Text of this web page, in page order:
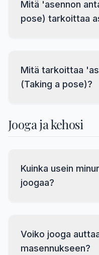
Mitä 'asennon
pose) tarkoittaa
Mitä tarkoittaa
(Taking a pose)?
Jooga ja kehosi
Kuinka usein
joogaa?
Voiko jooga
masennukseen?